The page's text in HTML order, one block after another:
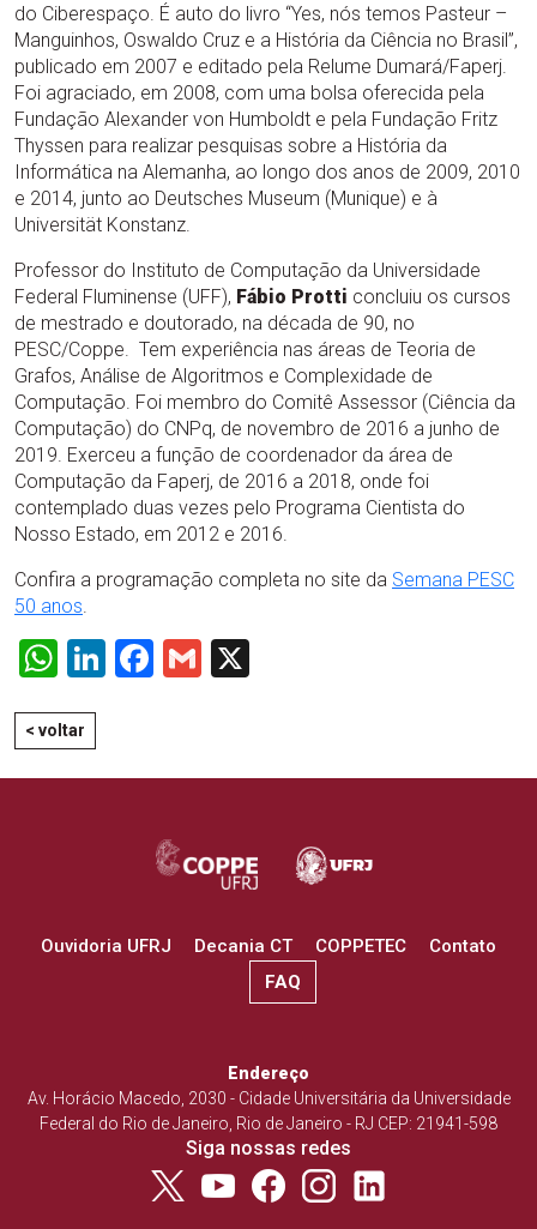
do Ciberespaço. É auto do livro “Yes, nós temos Pasteur –
Manguinhos, Oswaldo Cruz e a História da Ciência no Brasil”,
publicado em 2007 e editado pela Relume Dumará/Faperj.
Foi agraciado, em 2008, com uma bolsa oferecida pela
Fundação Alexander von Humboldt e pela Fundação Fritz
Thyssen para realizar pesquisas sobre a História da
Informática na Alemanha, ao longo dos anos de 2009, 2010
e 2014, junto ao Deutsches Museum (Munique) e à
Universität Konstanz.
Professor do Instituto de Computação da Universidade
Federal Fluminense (UFF), Fábio Protti concluiu os cursos
de mestrado e doutorado, na década de 90, no
PESC/Coppe. Tem experiência nas áreas de Teoria de
Grafos, Análise de Algoritmos e Complexidade de
Computação. Foi membro do Comitê Assessor (Ciência da
Computação) do CNPq, de novembro de 2016 a junho de
2019. Exerceu a função de coordenador da área de
Computação da Faperj, de 2016 a 2018, onde foi
contemplado duas vezes pelo Programa Cientista do
Nosso Estado, em 2012 e 2016.
Confira a programação completa no site da Semana PESC
50 anos.
WhatsApp
LinkedIn
Facebook
Gmail
< voltar
Ouvidoria UFRJ Decania CT COPPETEC
Contato
FAQ
Endereço
Av. Horácio Macedo, 2030 - Cidade Universitária da Universidade
Federal do Rio de Janeiro, Rio de Janeiro - RJ CEP: 21941-598
Siga nossas redes